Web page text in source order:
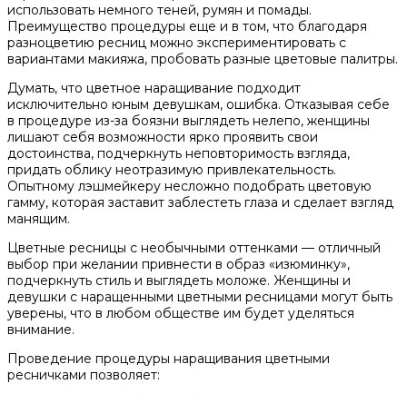
использовать немного теней, румян и помады.
Преимущество процедуры еще и в том, что благодаря
разноцветию ресниц можно экспериментировать с
вариантами макияжа, пробовать разные цветовые палитры.
Думать, что цветное наращивание подходит
исключительно юным девушкам, ошибка. Отказывая себе
в процедуре из-за боязни выглядеть нелепо, женщины
лишают себя возможности ярко проявить свои
достоинства, подчеркнуть неповторимость взгляда,
придать облику неотразимую привлекательность.
Опытному лэшмейкеру несложно подобрать цветовую
гамму, которая заставит заблестеть глаза и сделает взгляд
манящим.
Цветные ресницы с необычными оттенками — отличный
выбор при желании привнести в образ «изюминку»,
подчеркнуть стиль и выглядеть моложе. Женщины и
девушки с наращенными цветными ресницами могут быть
уверены, что в любом обществе им будет уделяться
внимание.
Проведение процедуры наращивания цветными
ресничками позволяет: